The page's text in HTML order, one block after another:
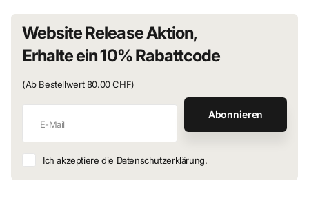
Website Release Aktion,
Erhalte ein 10% Rabattcode
(Ab Bestellwert 80.00 CHF)
Abonnieren
Ich akzeptiere die Datenschutzerklärung.